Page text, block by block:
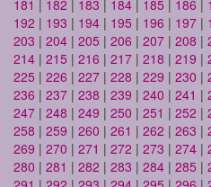
181 | 182 | 183 | 184 | 185 | 186 |
192 | 193 | 194 | 195 | 196 | 197 |
203 | 204 | 205 | 206 | 207 | 208 |
214 | 215 | 216 | 217 | 218 | 219 |
225 | 226 | 227 | 228 | 229 | 230 |
236 | 237 | 238 | 239 | 240 | 241 |
247 | 248 | 249 | 250 | 251 | 252 |
258 | 259 | 260 | 261 | 262 | 263 |
269 | 270 | 271 | 272 | 273 | 274 |
280 | 281 | 282 | 283 | 284 | 285 |